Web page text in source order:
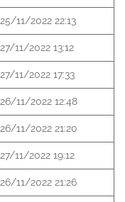
25/11/2022 22:13
27/11/2022 13:12
27/11/2022 17:33
26/11/2022 12:48
26/11/2022 21:20
27/11/2022 19:12
26/11/2022 21:26